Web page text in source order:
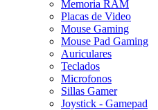
Memoria RAM
Placas de Video
Mouse Gaming
Mouse Pad Gaming
Auriculares
Teclados
Microfonos
Sillas Gamer
Joystick - Gamepad